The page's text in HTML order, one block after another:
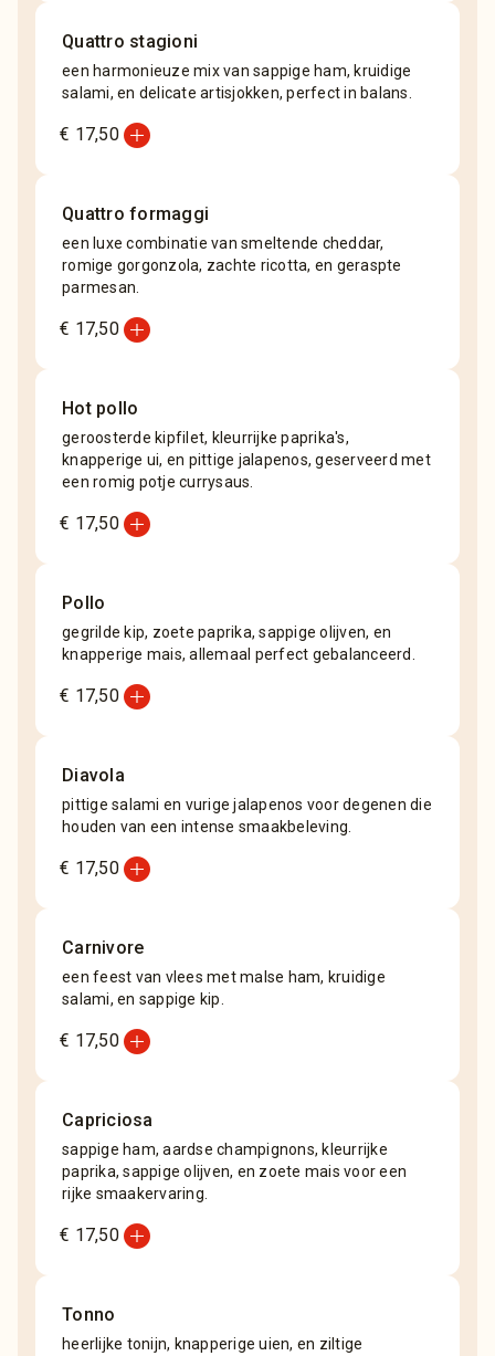
Quattro stagioni
een harmonieuze mix van sappige ham, kruidige
salami, en delicate artisjokken, perfect in balans.
€ 17,50add_circle
Quattro formaggi
een luxe combinatie van smeltende cheddar,
romige gorgonzola, zachte ricotta, en geraspte
parmesan.
€ 17,50add_circle
Hot pollo
geroosterde kipfilet, kleurrijke paprika's,
knapperige ui, en pittige jalapenos, geserveerd met
een romig potje currysaus.
€ 17,50add_circle
Pollo
gegrilde kip, zoete paprika, sappige olijven, en
knapperige mais, allemaal perfect gebalanceerd.
€ 17,50add_circle
Diavola
pittige salami en vurige jalapenos voor degenen die
houden van een intense smaakbeleving.
€ 17,50add_circle
Carnivore
een feest van vlees met malse ham, kruidige
salami, en sappige kip.
€ 17,50add_circle
Capriciosa
sappige ham, aardse champignons, kleurrijke
paprika, sappige olijven, en zoete mais voor een
rijke smaakervaring.
€ 17,50add_circle
Tonno
heerlijke tonijn, knapperige uien, en ziltige